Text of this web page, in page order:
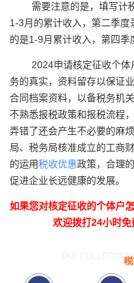
需要注意的是，填写计税
1-3月的累计收入，第二季
的是1-9月累计收入，第四季
2024申请核定征收个体
务的真实，资料留存以保证
合同档案资料，以备税务机
不熟悉报税政策和报税流程
弄错了还会产生不必要的麻
局、税务局核准成立的工商
的运用税收优惠政策，合理
促进企业长远健康的发展。
如果您对核定征收的个体户
欢迎拨打24小时